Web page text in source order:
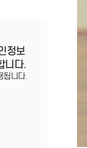
정보
니다.
됩니다.